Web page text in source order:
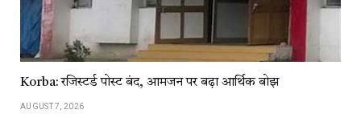
Korba: रजिस्टर्ड पोस्ट बंद, आमजन पर बढ़ा आर्थिक बोझ
AUGUST 7, 2026